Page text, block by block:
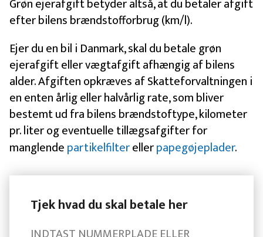
Grøn ejerafgift betyder altså, at du betaler afgift
efter bilens brændstofforbrug (km/l).
Ejer du en bil i Danmark, skal du betale grøn
ejerafgift eller vægtafgift afhængig af bilens
alder. Afgiften opkræves af Skatteforvaltningen i
en enten årlig eller halvårlig rate, som bliver
bestemt ud fra bilens brændstoftype, kilometer
pr. liter og eventuelle tillægsafgifter for
manglendepartikelfilterellerpapegøjeplader.
Tjek hvad du skal betale her